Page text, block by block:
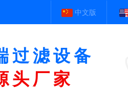
中文版
过滤设备
头厂家